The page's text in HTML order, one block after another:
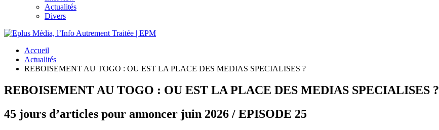
Actualités
Divers
Accueil
Actualités
REBOISEMENT AU TOGO : OU EST LA PLACE DES MEDIAS SPECIALISES ?
REBOISEMENT AU TOGO : OU EST LA PLACE DES MEDIAS SPECIALISES ?
45 jours d’articles pour annoncer juin 2026 / EPISODE 25